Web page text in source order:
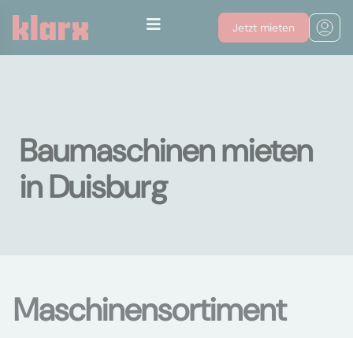
Jetzt mieten
Baumaschinen mieten
in Duisburg
Maschinensortiment